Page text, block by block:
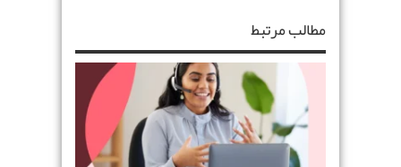
مطالب مرتبط